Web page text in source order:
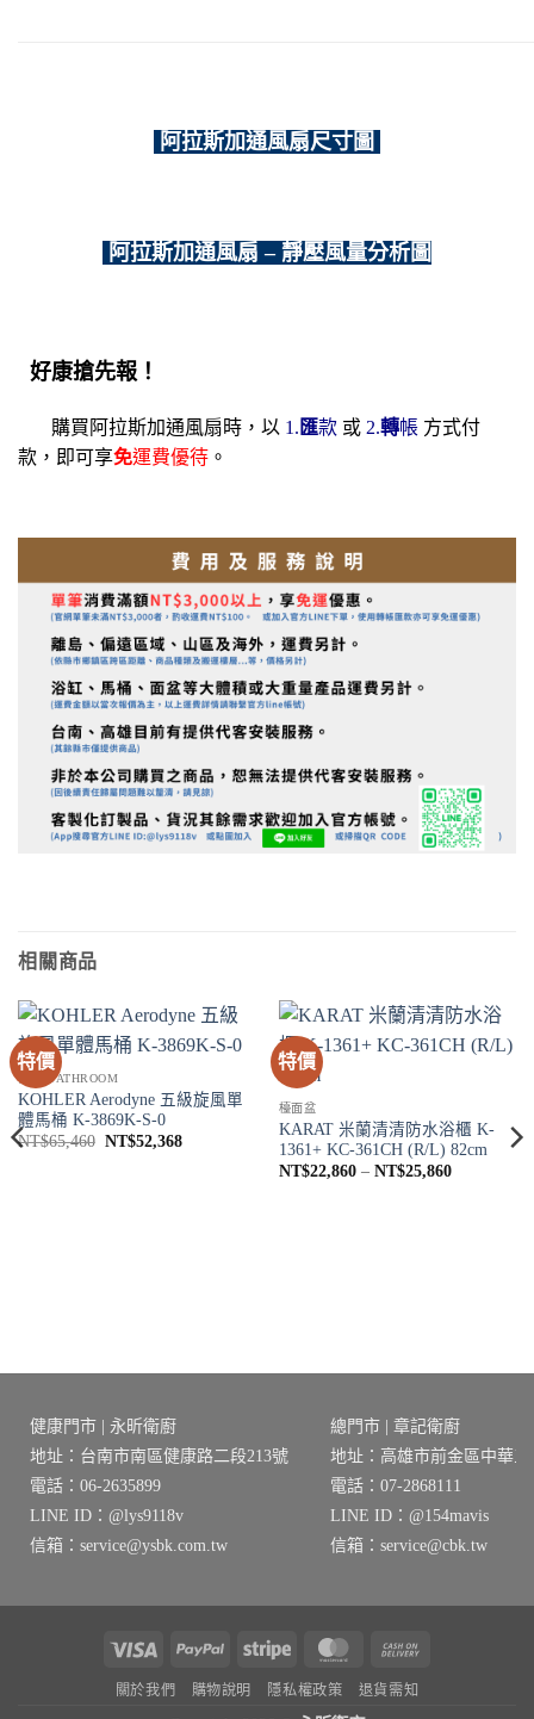
阿拉斯加通風扇尺寸圖
阿拉斯加通風扇 – 靜壓風量分析圖
好康搶先報！
購買阿拉斯加通風扇時，以 1. 匯款 或 2.轉帳 方式付
款， 即可享免運費優待 。
相關商品
特價
衛浴 BATHROOM
KOHLER Aerodyne 五級旋風單
體馬桶 K-3869K-S-0
NT$65,460 原
NT$52,368目
特價
檯面盆
KARAT 米蘭清清防水浴櫃 K-
1361+ KC-361CH (R/L) 82cm
NT$22,860 – NT$25,860價
健康門市 | 永昕衛廚
地址：台南市南區健康路二段213號
電話：06-2635899
LINE ID：@lys9118v
信箱：service@ysbk.com.tw
總門市 | 章記衛廚
地址：高雄市前金區中華三
電話：07-2868111
LINE ID：@154mavis
信箱：service@cbk.tw
Visa PayPal Stripe MasterCard
關於我們 購物說明 隱私權政策 退貨需知